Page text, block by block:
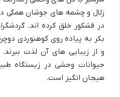
زلال و چشمه های جوشان همگی
در فشکور خلق کرده اند.
بکر به پیاده روی کوهنوردی
و از زیبایی های آن لذت
حیوانات وحشی در زیستگاه
هیجان انگیز است.